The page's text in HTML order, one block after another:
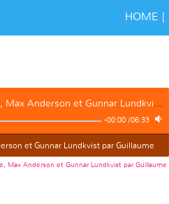
HOME
-00:00/06:33
et Gunnar Lundkvist par Guillaume
Max Anderson et Gunnar Lundkvist par Guillaume